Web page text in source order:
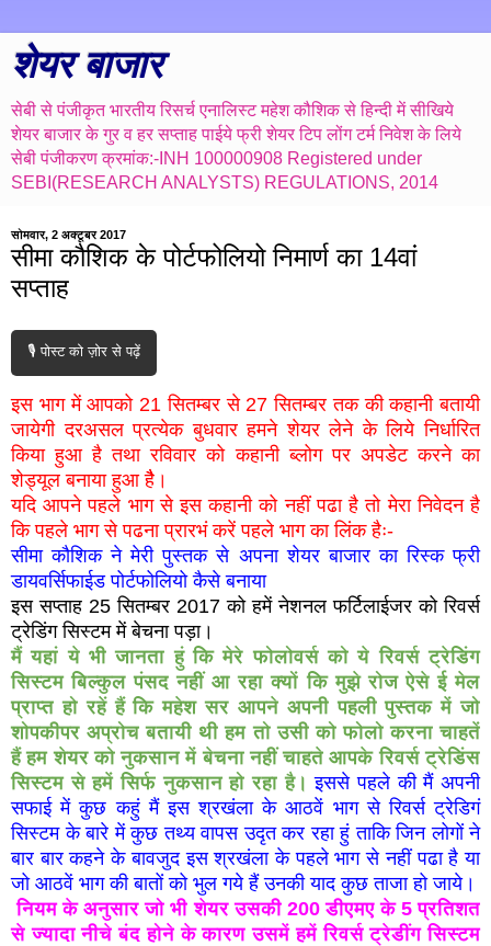
शेयर बाजार
सेबी से पंजीकृत भारतीय रिसर्च एनालिस्ट महेश कौशिक से हिन्दी में सीखिये
शेयर बाजार के गुर व हर सप्ताह पाईये फ्री शेयर टिप लोंग टर्म निवेश के लिये
सेबी पंजीकरण क्रमांक:-INH 100000908 Registered under
SEBI(RESEARCH ANALYSTS) REGULATIONS, 2014
सोमवार, 2 अक्टूबर 2017
सीमा कौशिक के पोर्टफोलियो निमार्ण का 14वां
सप्ताह
🎙️ पोस्ट को ज़ोर से पढ़ें
इस भाग में आपको 21 सितम्बर से 27 सितम्बर तक की कहानी बतायी
जायेगी दरअसल प्रत्येक बुधवार हमने शेयर लेने के लिये निर्धारित
किया हुआ है तथा रविवार को कहानी ब्लोग पर अपडेट करने का
शेड्यूल बनाया हुआ हैै।
यदि आपने पहले भाग से इस कहानी को नहीं पढा है तो मेरा निवेदन है
कि पहले भाग से पढना प्रारभं करें पहले भाग का लिंक हैः-
सीमा कौशिक ने मेरी पुस्तक से अपना शेयर बाजार का रिस्क फ्री
डायवर्सिफाईड पोर्टफोलियो कैसे बनाया
इस सप्ताह 25 सितम्बर 2017 को हमें नेशनल फर्टिलाईजर को रिवर्स
ट्रेडिंग सिस्टम मेंबेचनापड़ा।
मैं यहां ये भी जानता हुं कि मेरे फोलोवर्स को ये रिवर्स ट्रेडिंग
सिस्टम बिल्कुल पंसद नहीं आ रहा क्यों कि मुझे रोज ऐसे ई मेल
प्राप्त हो रहें हैं कि महेश सर आपने अपनी पहली पुस्तक में जो
शोपकीपर अप्रोच बतायी थी हम तो उसी को फोलो करना चाहतें
हैं हम शेयर को नुकसान में बेचना नहीं चाहते आपके रिवर्स ट्रेडिंस
सिस्टम से हमें सिर्फ नुकसान हो रहा है।इससे पहले की मैं अपनी
सफाई में कुछ कहुं मैं इस श्रखंला के आठवें भाग से रिवर्स ट्रेडिगं
सिस्टम के बारे में कुछ तथ्य वापस उदृत कर रहा हुं ताकि जिन लोगों ने
बार बार कहने के बावजुद इस श्रखंला के पहले भाग से नहीं पढा है या
जो आठवें भाग की बातों को भुल गये हैं उनकी याद कुछ ताजा हो जाये।
नियम के अनुसार जो भी शेयर उसकी 200 डीएमए के 5 प्रतिशत
से ज्यादा नीचे बंद होने के कारण उसमें हमें रिवर्स ट्रेडींग सिस्टम